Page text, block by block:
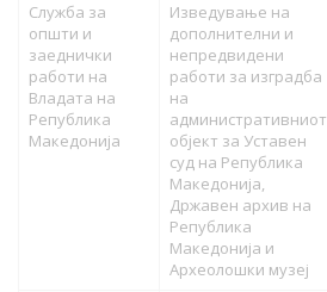
Служба за
општи и
заеднички
работи на
Владата на
Република
Македонија
Изведување на
дополнителни и
непредвидени
работи за изградба
на
административниот
објект за Уставен
суд на Република
Македонија,
Државен архив на
Република
Македонија и
Археолошки музеј